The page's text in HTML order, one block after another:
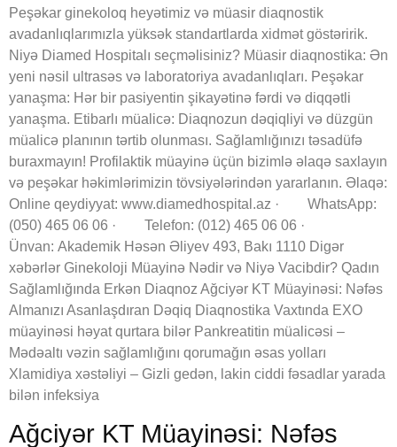
Peşəkar ginekoloq heyətimiz və müasir diaqnostik
avadanlıqlarımızla yüksək standartlarda xidmət göstəririk.
Niyə Diamed Hospitalı seçməlisiniz? Müasir diaqnostika: Ən
yeni nəsil ultrasəs və laboratoriya avadanlıqları. Peşəkar
yanaşma: Hər bir pasiyentin şikayətinə fərdi və diqqətli
yanaşma. Etibarlı müalicə: Diaqnozun dəqiqliyi və düzgün
müalicə planının tərtib olunması. Sağlamlığınızı təsadüfə
buraxmayın! Profilaktik müayinə üçün bizimlə əlaqə saxlayın
və peşəkar həkimlərimizin tövsiyələrindən yararlanın. Əlaqə:
Online qeydiyyat: www.diamedhospital.az · WhatsApp:
(050) 465 06 06 · Telefon: (012) 465 06 06 ·
Ünvan: Akademik Həsən Əliyev 493, Bakı 1110 Digər
xəbərlər Ginekoloji Müayinə Nədir və Niyə Vacibdir? Qadın
Sağlamlığında Erkən Diaqnoz Ağciyər KT Müayinəsi: Nəfəs
Almanızı Asanlaşdıran Dəqiq Diaqnostika Vaxtında EXO
müayinəsi həyat qurtara bilər Pankreatitin müalicəsi –
Mədəaltı vəzin sağlamlığını qorumağın əsas yolları
Xlamidiya xəstəliyi – Gizli gedən, lakin ciddi fəsadlar yarada
bilən infeksiya
Ağciyər KT Müayinəsi: Nəfəs